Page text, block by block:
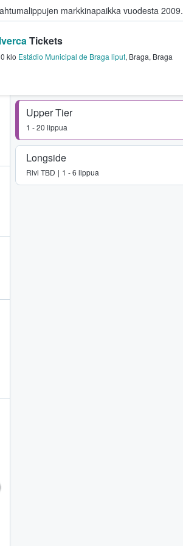
markkinapaikka vuodesta 2009.
ostavat ja myyvät lippuja
Tickets
klo Estádio Municipal de Braga liput, Braga, Braga
Upper Tier
1 - 20 lippua
Longside
Rivi TBD 1 - 6 lippua